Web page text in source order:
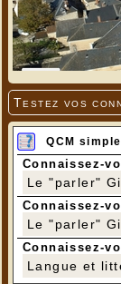
Testez vos
QCM simple
Connaissez-
Le "parler"
Connaissez-
Le "parler"
Connaissez-
Langue et